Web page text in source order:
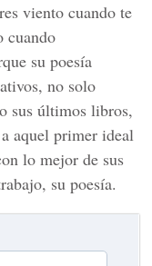
viento cuando te
cuando
su poesía
no solo
sus últimos libros,
aquel primer ideal
lo mejor de sus
su poesía.